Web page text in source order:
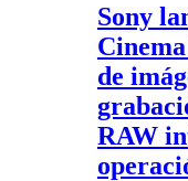
Sony
de
RAW